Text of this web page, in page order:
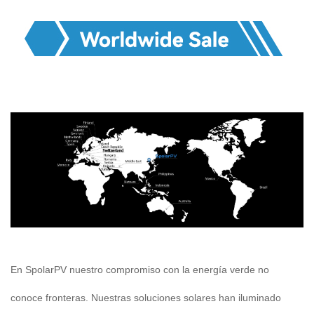
En SpolarPV nuestro compromiso con la energía verde no
conoce fronteras. Nuestras soluciones solares han iluminado